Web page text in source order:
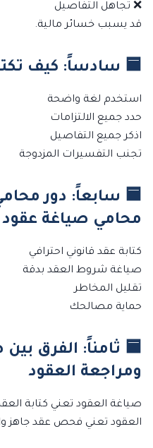
❌ تجاهل التفاصيل
قد يسبب خسائر مالية.
🟦 سادساً: كيف
استخدم لغة واضحة
حدد جميع الالتزامات
اذكر جميع التفاصيل
تجنب التفسيرات المزدوجة
🟦 سابعاً: دور
محامي صياغة
كتابة عقد قانوني احترافي
صياغة شروط العقد بدقة
تقليل المخاطر
حماية مصالحك
🟦 ثامناً: الفرق
ومراجعة العقود
صياغة العقود تعني كتابة
العقود تعني فحص عقد جاهز